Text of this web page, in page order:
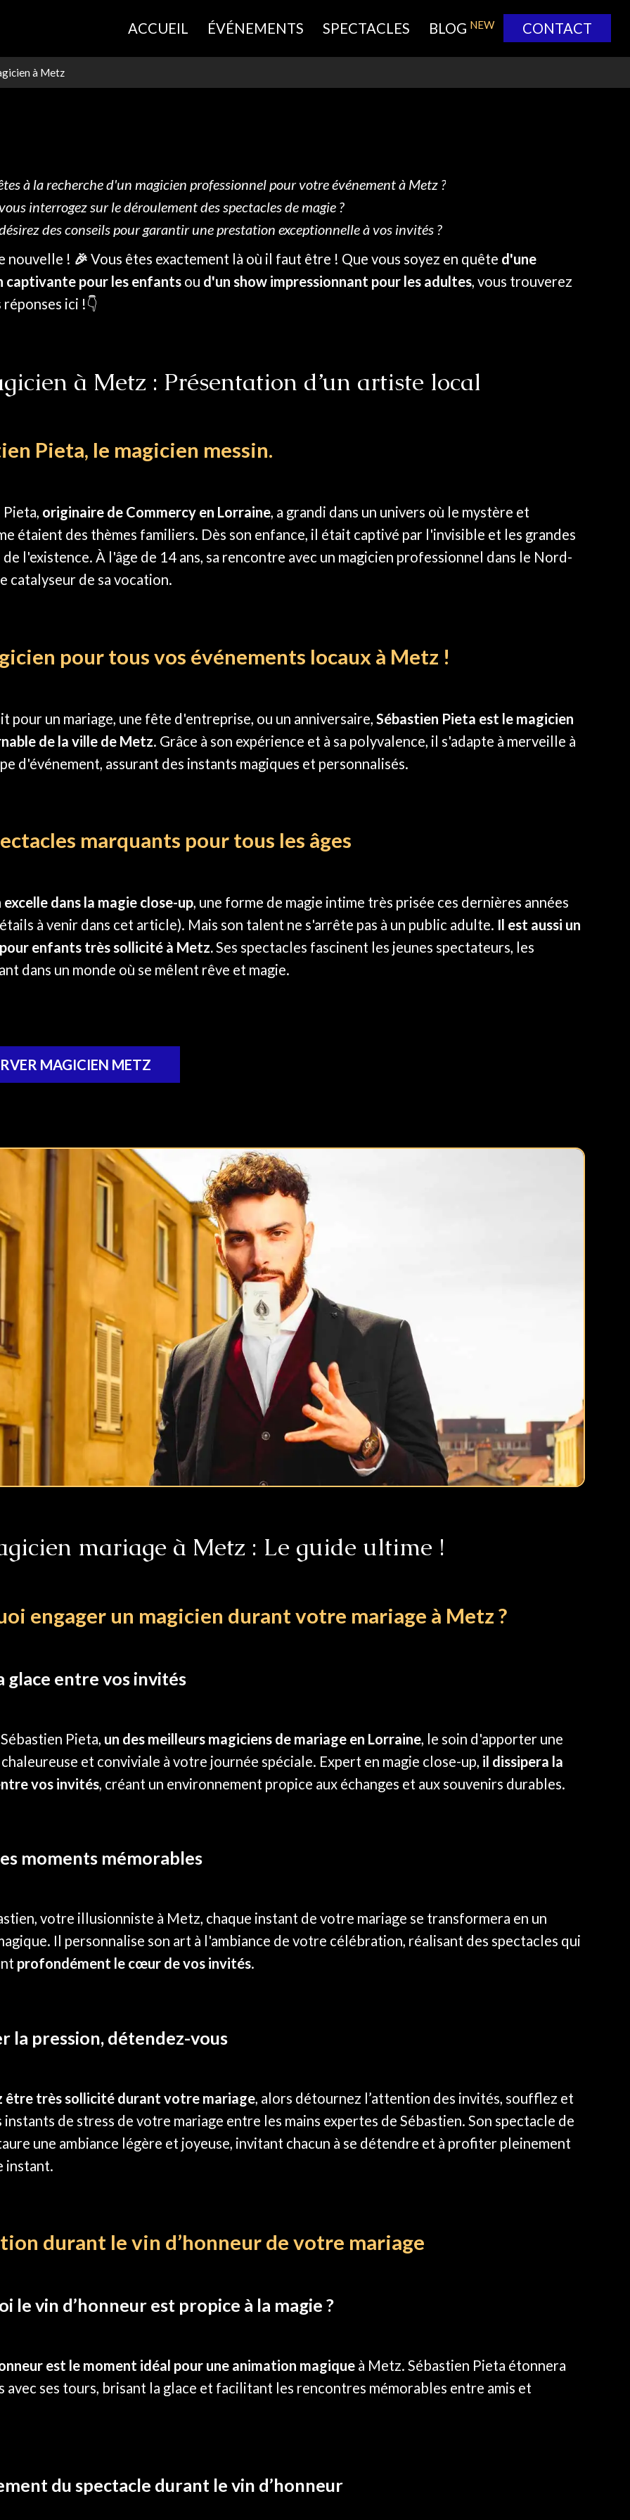
ACCUEIL ÉVÉNEMENTS SPECTACLES BLOG NEW CONTACT
à Metz
à la recherche d'un magicien professionnel pour votre événement à Metz ?
interrogez sur le déroulement des spectacles de magie ?
des conseils pour garantir une prestation exceptionnelle à vos invités ?
nouvelle ! 🎉 Vous êtes exactement là où il faut être ! Que vous soyez en quête d'une
captivante pour les enfantsou d'un show impressionnant pour les adultes, vous trouverez
ici !👇
à Metz : Présentation d’un artiste local
Pieta, le magicien messin.
Pieta, originaire de Commercy en Lorraine, a grandi dans un univers où le mystère et
étaient des thèmes familiers. Dès son enfance, il était captivé par l'invisible et les grandes
l'existence. À l'âge de 14 ans, sa rencontre avec un magicien professionnel dans le Nord-
catalyseur de sa vocation.
pour tous vos événements locaux à Metz !
pour un mariage, une fête d'entreprise, ou un anniversaire, Sébastien Pieta est le magicien
de la ville de Metz. Grâce à son expérience et à sa polyvalence, il s'adapte à merveille à
d'événement, assurant des instants magiques et personnalisés.
marquants pour tous les âges
dans la magie close-up, une forme de magie intime très prisée ces dernières années
à venir dans cet article). Mais son talent ne s'arrête pas à un public adulte. Il est aussi un
enfants très sollicité à Metz.Ses spectacles fascinent les jeunes spectateurs, les
dans un monde où se mêlent rêve et magie.
MAGICIEN METZ
mariage à Metz : Le guide ultime !
engager un magicien durant votre mariage à Metz ?
glace entre vos invités
Pieta, un des meilleurs magiciens de mariage en Lorraine, le soin d'apporter une
et conviviale à votre journée spéciale. Expert en magie close-up, il dissipera la
vos invités, créant un environnement propice aux échanges et aux souvenirs durables.
moments mémorables
votre illusionniste à Metz, chaque instant de votre mariage se transformera en un
Il personnalise son art à l'ambiance de votre célébration, réalisant des spectacles qui
profondément le cœur de vos invités.
la pression, détendez-vous
être très sollicité durant votre mariage, alors détournez l’attention des invités, soufflez et
instants de stress de votre mariage entre les mains expertes de Sébastien. Son spectacle de
une ambiance légère et joyeuse, invitant chacun à se détendre et à profiter pleinement
instant.
durant le vin d’honneur de votre mariage
le vin d’honneur est propice à la magie ?
est le moment idéal pour une animation magiqueà Metz. Sébastien Pieta étonnera
avec ses tours, brisant la glace et facilitant les rencontres mémorables entre amis et
du spectacle durant le vin d’honneur